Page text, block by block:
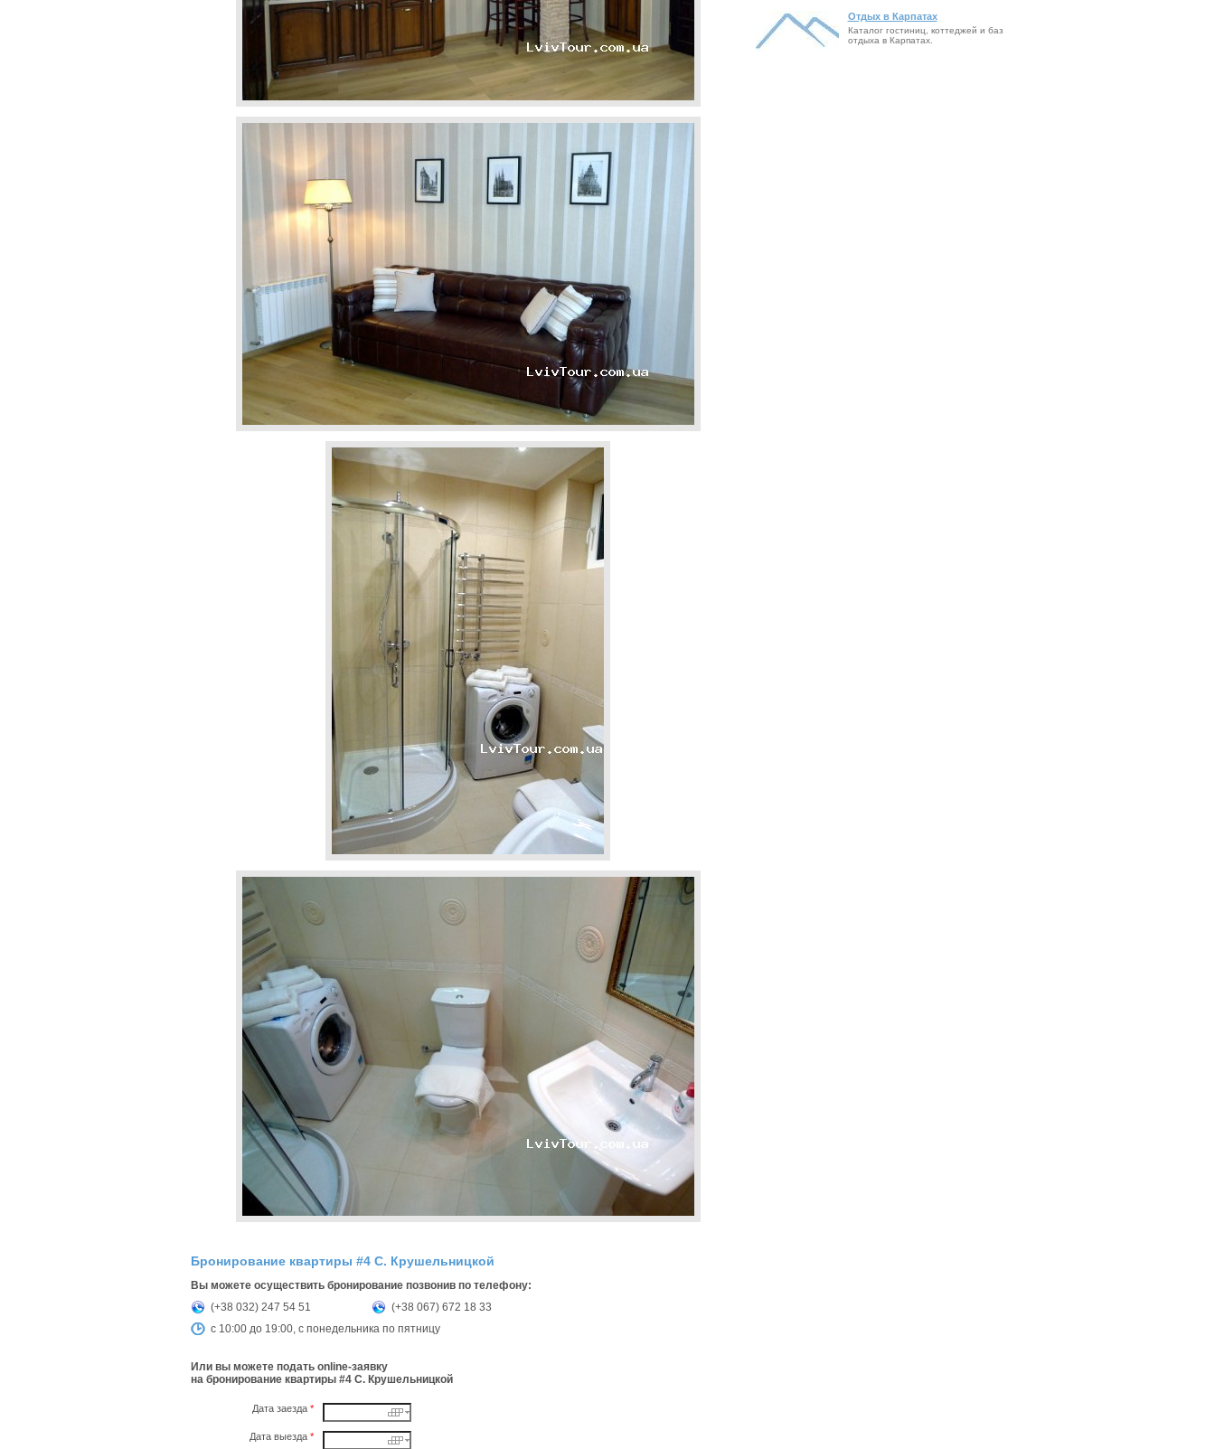
Бронирование квартиры #4 С. Крушельницкой
Вы можете осуществить бронирование позвонив по телефону:
(+38 032) 247 54 51
(+38 067) 672 18 33
с 10:00 до 19:00, с понедельника по пятницу
Или вы можете подать online-заявку
на бронирование квартиры #4 С. Крушельницкой
Дата заезда *
Дата выезда *
Отдых в Карпатах
Каталог гостиниц, коттеджей и баз
отдыха в Карпатах.